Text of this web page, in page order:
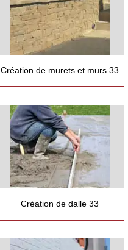
Création de murets et murs 33
Création de dalle 33